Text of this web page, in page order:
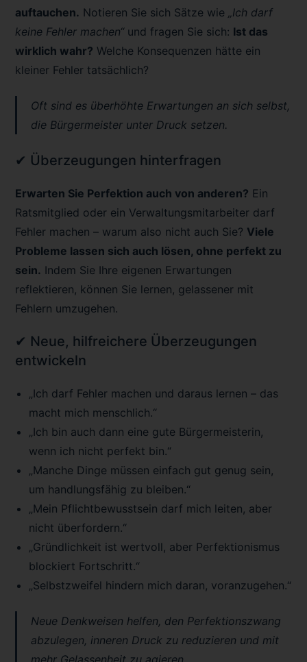
auftauchen. Notieren Sie sich Sätze wie
„Ich darf
keine Fehler machen“und fragen Sie sich: Ist das
wirklich wahr? Welche Konsequenzen hätte ein
kleiner Fehler tatsächlich?
Oft sind es überhöhte Erwartungen an sich selbst,
die Bürgermeister unter Druck setzen.
✔ Überzeugungen hinterfragen
Erwarten Sie Perfektion auch von anderen? Ein
Ratsmitglied oder ein Verwaltungsmitarbeiter darf
Fehler machen – warum also nicht auch Sie? Viele
Probleme lassen sich auch lösen, ohne perfekt zu
sein. Indem Sie Ihre eigenen Erwartungen
reflektieren, können Sie lernen, gelassener mit
Fehlern umzugehen.
✔ Neue, hilfreichere Überzeugungen
entwickeln
„Ich darf Fehler machen und daraus lernen – das
macht mich menschlich.“
„Ich bin auch dann eine gute Bürgermeisterin,
wenn ich nicht perfekt bin.“
„Manche Dinge müssen einfach gut genug sein,
um handlungsfähig zu bleiben.“
„Mein Pflichtbewusstsein darf mich leiten, aber
nicht überfordern.“
„Gründlichkeit ist wertvoll, aber Perfektionismus
blockiert Fortschritt.“
„Selbstzweifel hindern mich daran, voranzugehen.“
Neue Denkweisen helfen, den Perfektionszwang
abzulegen, inneren Druck zu reduzieren und mit
mehr Gelassenheit zu agieren.